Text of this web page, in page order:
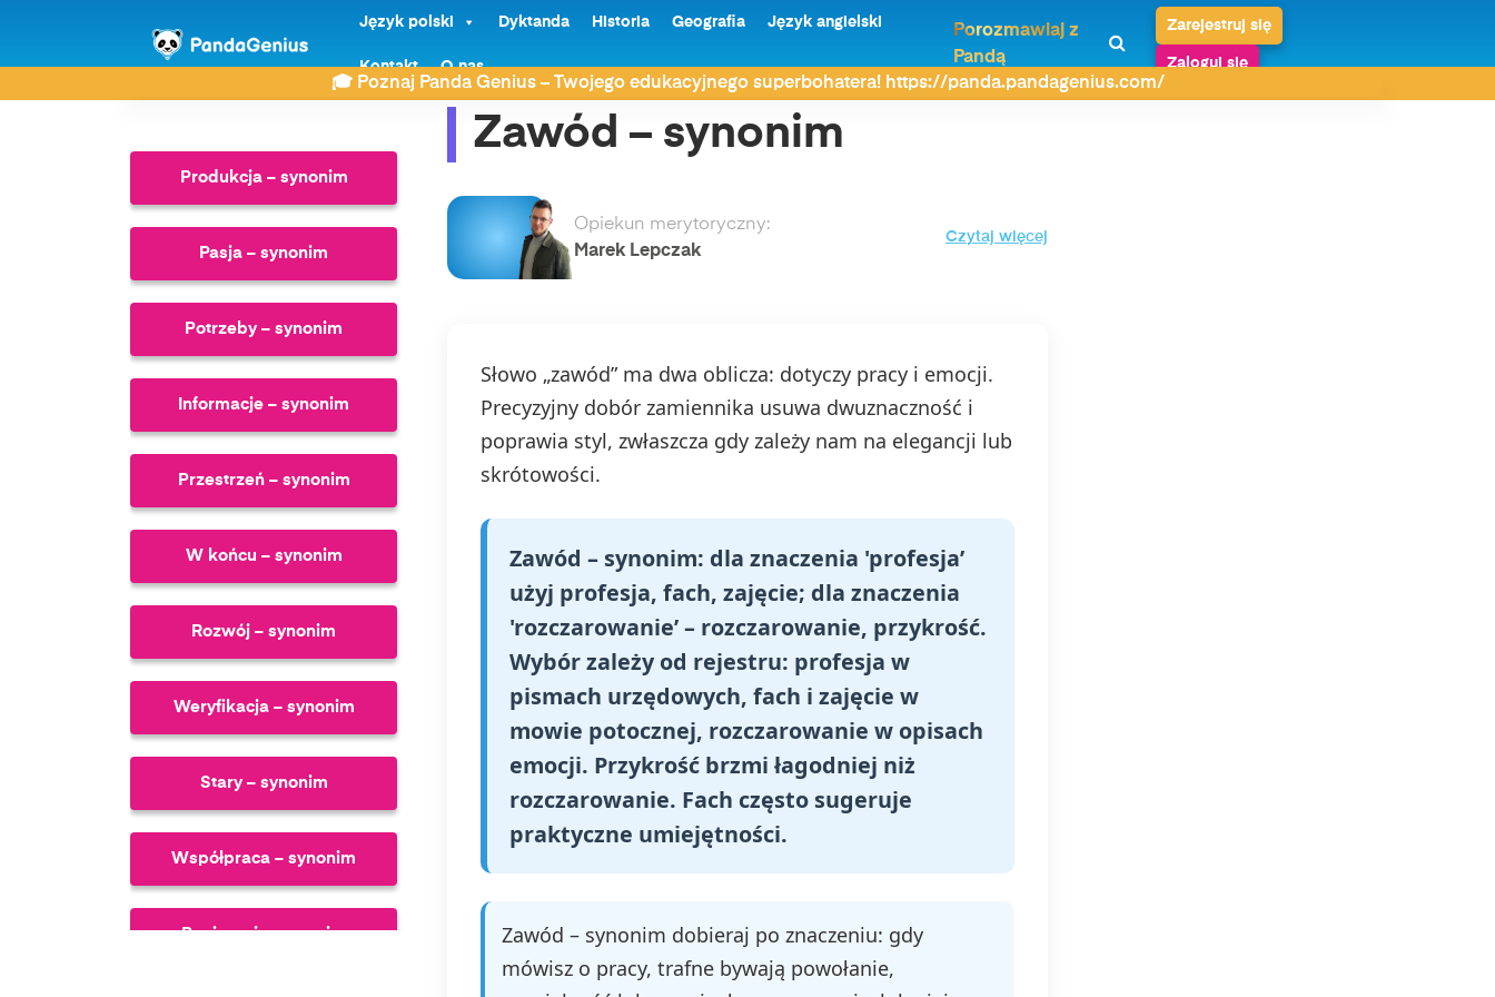
Język polski Dyktanda Historia Geografia Język angielski
Kontakt O nas
Porozmawiaj z
Pandą
Zarejestruj się
Zaloguj się
🎓 Poznaj Panda Genius – Twojego edukacyjnego superbohatera! https://panda.pandagenius.com/
ZDAY Synonimy Zawód – synonim
Produkcja – synonim
Pasja – synonim
Potrzeby – synonim
Informacje – synonim
Przestrzeń – synonim
W końcu – synonim
Rozwój – synonim
Weryfikacja – synonim
Stary – synonim
Współpraca – synonim
Ponieważ – synonim
Zawód – synonim
Opiekun merytoryczny:
Marek Lepczak
Czytaj więcej
Słowo „zawód” ma dwa oblicza: dotyczy pracy i emocji.
Precyzyjny dobór zamiennika usuwa dwuznaczność i
poprawia styl, zwłaszcza gdy zależy nam na elegancji lub
skrótowości.
Zawód – synonim: dla znaczenia 'profesja’
użyj profesja, fach, zajęcie; dla znaczenia
'rozczarowanie’ – rozczarowanie, przykrość.
Wybór zależy od rejestru: profesja w
pismach urzędowych, fach i zajęcie w
mowie potocznej, rozczarowanie w opisach
emocji. Przykrość brzmi łagodniej niż
rozczarowanie. Fach często sugeruje
praktyczne umiejętności.
Zawód – synonim dobieraj po znaczeniu: gdy
mówisz o pracy, trafne bywają powołanie,